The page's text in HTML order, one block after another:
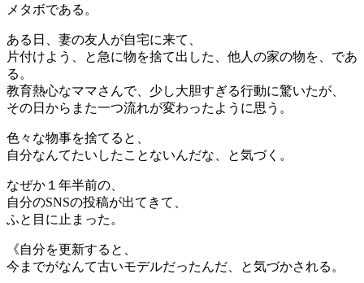
メタボである。
ある日、妻の友人が自宅に来て、
片付けよう、と急に物を捨て出した、他人の家の物を、であ
る。
教育熱心なママさんで、少し大胆すぎる行動に驚いたが、
その日からまた一つ流れが変わったように思う。
色々な物事を捨てると、
自分なんてたいしたことないんだな、と気づく。
なぜか１年半前の、
自分のSNSの投稿が出てきて、
ふと目に止まった。
《自分を更新すると、
今までがなんて古いモデルだったんだ、と気づかされる。